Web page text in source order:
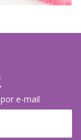
e-mail